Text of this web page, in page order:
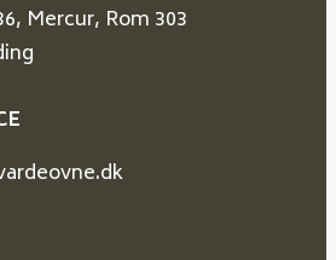
Mercur, Rom 303